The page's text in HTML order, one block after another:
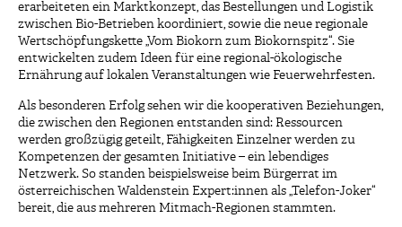
erarbeiteten ein Marktkonzept, das Bestellungen und Logistik
zwischen Bio-Betrieben koordiniert, sowie die neue regionale
Wertschöpfungskette „Vom Biokorn zum Biokornspitz“. Sie
entwickelten zudem Ideen für eine regional-ökologische
Ernährung auf lokalen Veranstaltungen wie Feuerwehrfesten.
Als besonderen Erfolg sehen wir die kooperativen Beziehungen,
die zwischen den Regionen entstanden sind: Ressourcen
werden großzügig geteilt, Fähigkeiten Einzelner werden zu
Kompetenzen der gesamten Initiative – ein lebendiges
Netzwerk. So standen beispielsweise beim Bürgerrat im
österreichischen Waldenstein Expert:innen als „Telefon-Joker“
bereit, die aus mehreren Mitmach-Regionen stammten.